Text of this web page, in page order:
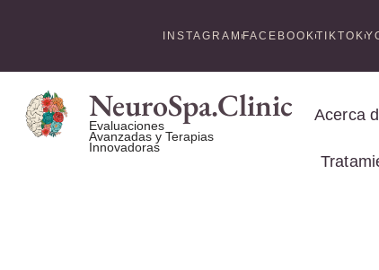
INSTAGRAM FACEBOOKTIKTOK
NeuroSpa.Clinic
Evaluaciones
Avanzadas y Terapias
Innovadoras
Acerca